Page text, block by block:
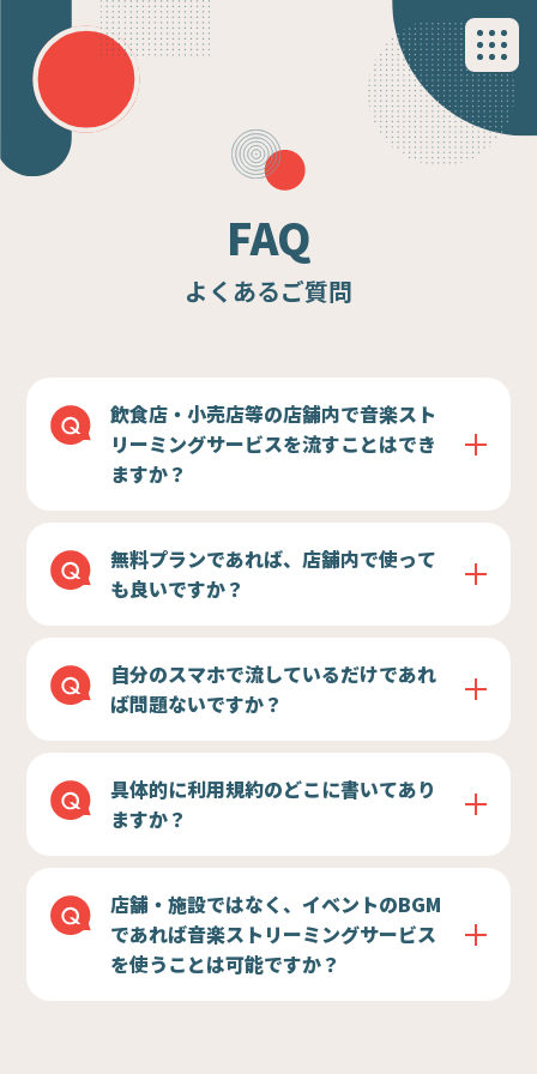
FAQ
よくあるご質問
飲食店・小売店等の店舗内で音楽スト
リーミングサービスを流すことはでき
ますか？
無料プランであれば、店舗内で使って
も良いですか？
自分のスマホで流しているだけであれ
ば問題ないですか？
具体的に利用規約のどこに書いてあり
ますか？
店舗・施設ではなく、イベントのBGM
であれば音楽ストリーミングサービス
を使うことは可能ですか？